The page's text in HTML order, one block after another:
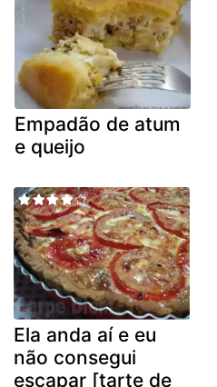
Empadão de atum
e queijo
Ela anda aí e eu
não consegui
escapar [tarte de